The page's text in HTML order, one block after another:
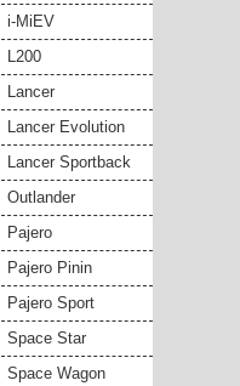
i-MiEV
L200
Lancer
Lancer Evolution
Lancer Sportback
Outlander
Pajero
Pajero Pinin
Pajero Sport
Space Star
Space Wagon